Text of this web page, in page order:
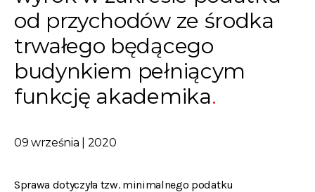
od przychodów ze środka
trwałego będącego
budynkiem pełniącym
funkcję akademika
09 września | 2020
Sprawa dotyczyła tzw. minimalnego podatku